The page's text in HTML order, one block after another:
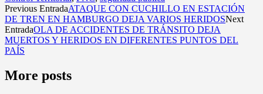
Previous EntradaATAQUE CON CUCHILLO EN ESTACIÓN
DE TREN EN HAMBURGO DEJA VARIOS HERIDOSNext
EntradaOLA DE ACCIDENTES DE TRÁNSITO DEJA
MUERTOS Y HERIDOS EN DIFERENTES PUNTOS DEL
PAÍS
More posts